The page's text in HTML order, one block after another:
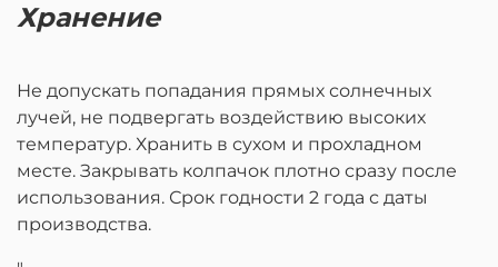
Хранение
Не допускать попадания прямых солнечных
лучей, не подвергать воздействию высоких
температур. Хранить в сухом и прохладном
месте. Закрывать колпачок плотно сразу после
использования. Срок годности 2 года с даты
производства.